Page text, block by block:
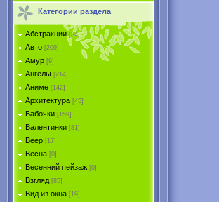
Категории раздела
Абстракции [34]
Авто [209]
Амур [9]
Ангелы [214]
Аниме [142]
Архитектура [45]
Бабочки [159]
Валентинки [81]
Веер [17]
Весна [0]
Весенний пейзаж [0]
Взгляд [85]
Вид из окна [19]